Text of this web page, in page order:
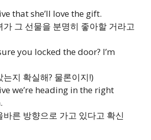
that she’ll love the gift.
가 그 선물을 분명히 좋아할 거라고
you locked the door? I’m
는지 확실해? 물론이지!)
we’re heading in the right
바른 방향으로 가고 있다고 확신